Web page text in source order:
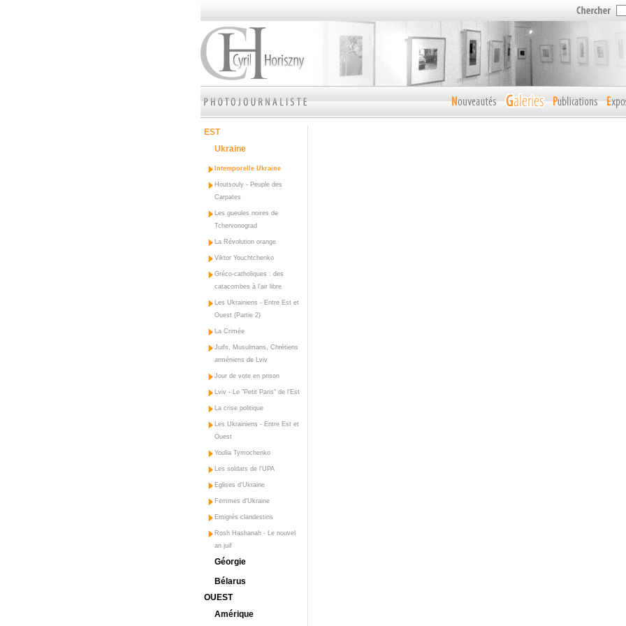
EST
Ukraine
Intemporelle Ukraine
Houtsouly - Peuple des
Carpates
Les gueules noires de
Tchervonograd
La Révolution orange
Viktor Youchtchenko
Gréco-catholiques : des
catacombes à l'air libre
Les Ukrainiens - Entre Est et
Ouest (Partie 2)
La Crimée
Juifs, Musulmans, Chrétiens
arméniens de Lviv
Jour de vote en prison
Lviv - Le "Petit Paris" de l'Est
La crise politique
Les Ukrainiens - Entre Est et
Ouest
Youlia Tymochenko
Les soldats de l'UPA
Eglises d'Ukraine
Femmes d'Ukraine
Emigrés clandestins
Rosh Hashanah - Le nouvel
an juif
Géorgie
Bélarus
OUEST
Amérique